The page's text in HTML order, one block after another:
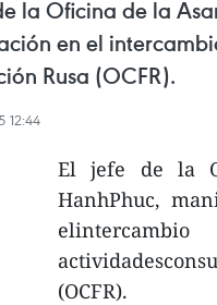
la Oficina de la
en el
Rusa (OCFR).
12:44
El jefe de la
HanhPhuc,
(OCFR).